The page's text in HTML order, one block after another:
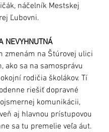
náčelník Mestskej
Ľubovni.
NEVYHNUTNÁ
zmenám na Štúrovej ulici
ako sa na samosprávu
rodičia školákov. Tí
riešiť dopravné
komunikácii,
aj hlavnou prístupovou
sa tu premelie veľa áut.